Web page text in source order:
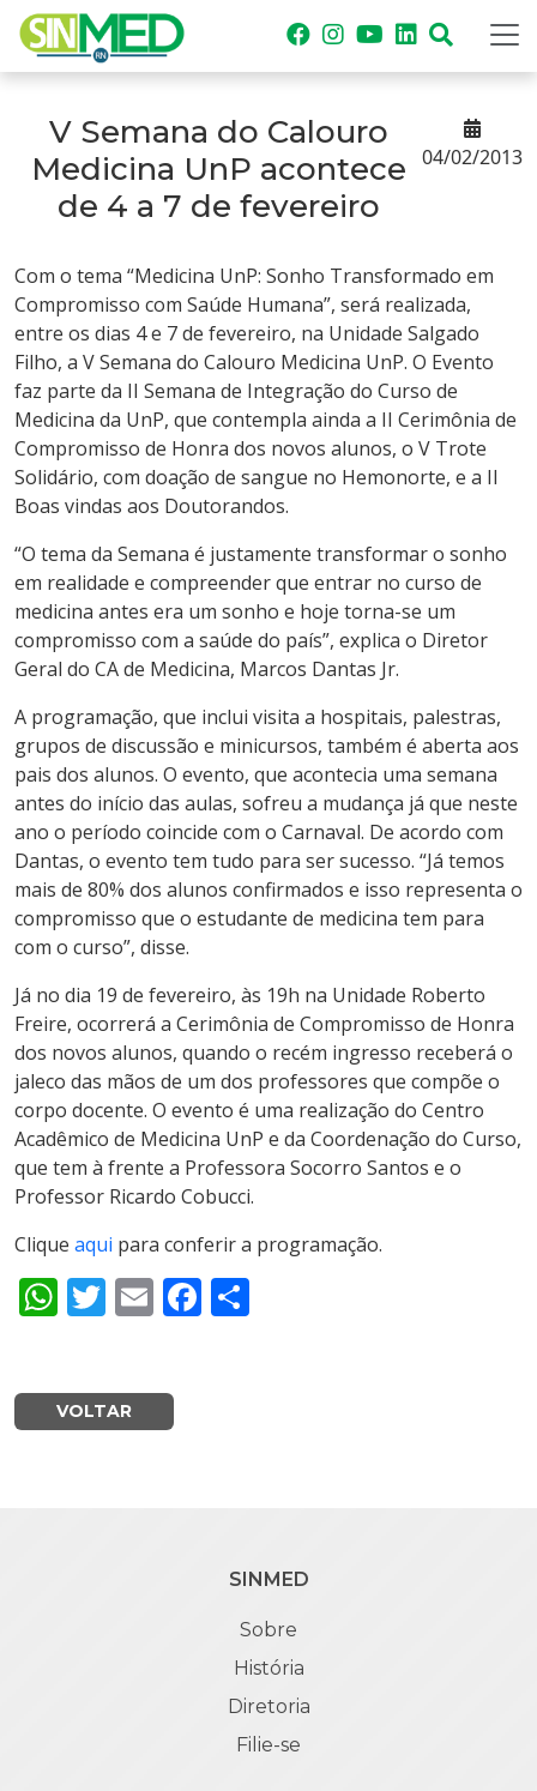
V Semana do Calouro
Medicina UnP acontece
de 4 a 7 de fevereiro
04/02/2013
Com o tema “Medicina UnP: Sonho Transformado em
Compromisso com Saúde Humana”, será realizada,
entre os dias 4 e 7 de fevereiro, na Unidade Salgado
Filho, a V Semana do Calouro Medicina UnP. O Evento
faz parte da II Semana de Integração do Curso de
Medicina da UnP, que contempla ainda a II Cerimônia de
Compromisso de Honra dos novos alunos, o V Trote
Solidário, com doação de sangue no Hemonorte, e a II
Boas vindas aos Doutorandos.
“O tema da Semana é justamente transformar o sonho
em realidade e compreender que entrar no curso de
medicina antes era um sonho e hoje torna-se um
compromisso com a saúde do país”, explica o Diretor
Geral do CA de Medicina, Marcos Dantas Jr.
A programação, que inclui visita a hospitais, palestras,
grupos de discussão e minicursos, também é aberta aos
pais dos alunos. O evento, que acontecia uma semana
antes do início das aulas, sofreu a mudança já que neste
ano o período coincide com o Carnaval. De acordo com
Dantas, o evento tem tudo para ser sucesso. “Já temos
mais de 80% dos alunos confirmados e isso representa o
compromisso que o estudante de medicina tem para
com o curso”, disse.
Já no dia 19 de fevereiro, às 19h na Unidade Roberto
Freire, ocorrerá a Cerimônia de Compromisso de Honra
dos novos alunos, quando o recém ingresso receberá o
jaleco das mãos de um dos professores que compõe o
corpo docente. O evento é uma realização do Centro
Acadêmico de Medicina UnP e da Coordenação do Curso,
que tem à frente a Professora Socorro Santos e o
Professor Ricardo Cobucci.
Clique aqui para conferir a programação.
WhatsApp
Twitter
EmailFacebook
VOLTAR
SINMED
Sobre
História
Diretoria
Filie-se